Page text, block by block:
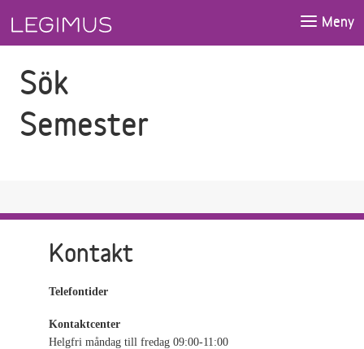
Meny
Sök
Semester
Kontakt
Telefontider
Kontaktcenter
Helgfri måndag till fredag 09:00-11:00